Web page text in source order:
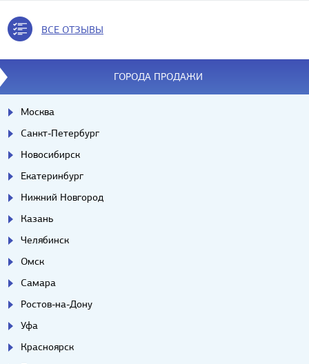
ВСЕ ОТЗЫВЫ
ГОРОДА ПРОДАЖИ
Москва
Санкт-Петербург
Новосибирск
Екатеринбург
Нижний Новгород
Казань
Челябинск
Омск
Самара
Ростов-на-Дону
Уфа
Красноярск